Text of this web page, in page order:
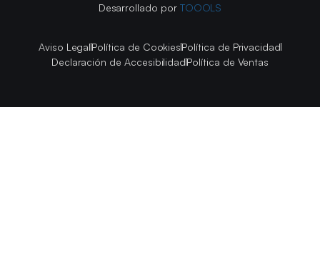
Desarrollado por TOOOLS
Aviso LegalPolítica de CookiesPolítica de Privacidad
Declaración de AccesibilidadPolítica de Ventas